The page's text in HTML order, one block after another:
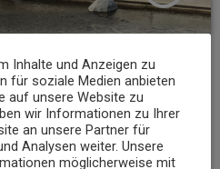
Inhalte und Anzeigen zu
für soziale Medien anbieten
auf unsere Website zu
wir Informationen zu Ihrer
an unsere Partner für
Analysen weiter. Unsere
möglicherweise mit